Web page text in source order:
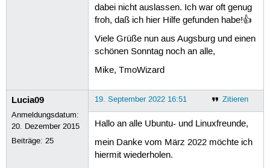
dabei nicht auslassen. Ich war oft genug
froh, daß ich hier Hilfe gefunden habe!👍
Viele Grüße nun aus Augsburg und einen
schönen Sonntag noch an alle,
Mike, TmoWizard
Lucia09
Anmeldungsdatum:
20. Dezember 2015
Beiträge:25
Zitieren
19. September 2022 16:51
Hallo an alle Ubuntu- und Linuxfreunde,
mein Danke vom März 2022 möchte ich
hiermit wiederholen.